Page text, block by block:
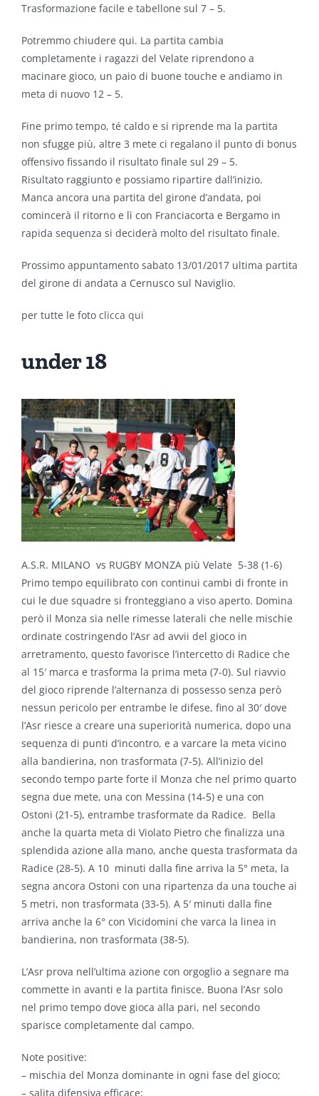
Trasformazione facile e tabellone sul 7 – 5.
Potremmo chiudere qui. La partita cambia
completamente i ragazzi del Velate riprendono a
macinare gioco, un paio di buone touche e andiamo in
meta di nuovo 12 – 5.
Fine primo tempo, té caldo e si riprende ma la partita
non sfugge più, altre 3 mete ci regalano il punto di bonus
offensivo fissando il risultato finale sul 29 – 5.
Risultato raggiunto e possiamo ripartire dall’inizio.
Manca ancora una partita del girone d’andata, poi
comincerà il ritorno e lì con Franciacorta e Bergamo in
rapida sequenza si deciderà molto del risultato finale.
Prossimo appuntamento sabato 13/01/2017 ultima partita
del girone di andata a Cernusco sul Naviglio.
per tutte le foto clicca qui
under 18
A.S.R. MILANO vs RUGBY MONZA più Velate 5-38 (1-6)
Primo tempo equilibrato con continui cambi di fronte in
cui le due squadre si fronteggiano a viso aperto. Domina
però il Monza sia nelle rimesse laterali che nelle mischie
ordinate costringendo l’Asr ad avvii del gioco in
arretramento, questo favorisce l’intercetto di Radice che
al 15′ marca e trasforma la prima meta (7-0). Sul riavvio
del gioco riprende l’alternanza di possesso senza però
nessun pericolo per entrambe le difese, fino al 30′ dove
l’Asr riesce a creare una superiorità numerica, dopo una
sequenza di punti d’incontro, e a varcare la meta vicino
alla bandierina, non trasformata (7-5). All’inizio del
secondo tempo parte forte il Monza che nel primo quarto
segna due mete, una con Messina (14-5) e una con
Ostoni (21-5), entrambe trasformate da Radice. Bella
anche la quarta meta di Violato Pietro che finalizza una
splendida azione alla mano, anche questa trasformata da
Radice (28-5). A 10 minuti dalla fine arriva la 5° meta, la
segna ancora Ostoni con una ripartenza da una touche ai
5 metri, non trasformata (33-5). A 5′ minuti dalla fine
arriva anche la 6° con Vicidomini che varca la linea in
bandierina, non trasformata (38-5).
L’Asr prova nell’ultima azione con orgoglio a segnare ma
commette in avanti e la partita finisce. Buona l’Asr solo
nel primo tempo dove gioca alla pari, nel secondo
sparisce completamente dal campo.
Note positive:
– mischia del Monza dominante in ogni fase del gioco;
– salita difensiva efficace;